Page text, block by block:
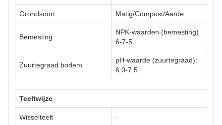
Grondsoort Matig/Compost/Aarde
Bemesting
NPK-waarden (bemesting)
6-7-5
Zuurtegraad bodem
pH-waarde (zuurtegraad):
6.0-7.5
Teeltwijze
Wisselteelt -